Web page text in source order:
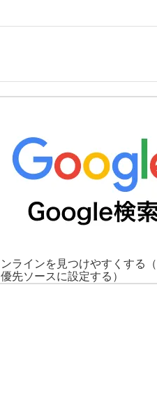
ラインを見つけやすくする
先ソースに設定する）